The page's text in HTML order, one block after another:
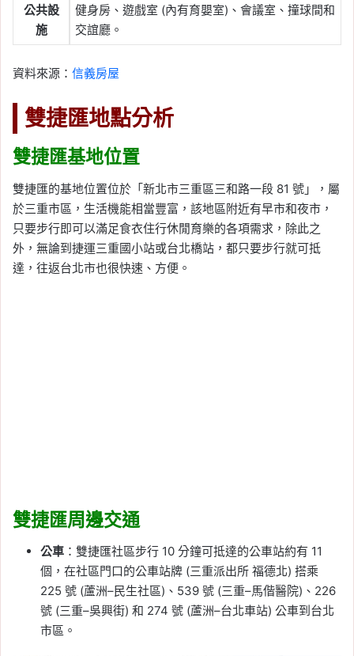
公共設
施
健身房、遊戲室 (內有育嬰室)、會議室、撞球間和
交誼廳。
資料來源： 信義房屋
雙捷匯地點分析
雙捷匯基地位置
雙捷匯的基地位置位於「新北市三重區三和路一段 81 號」，屬
於三重市區，生活機能相當豐富，該地區附近有早市和夜市，
只要步行即可以滿足食衣住行休閒育樂的各項需求，除此之
外，無論到捷運三重國小站或台北橋站，都只要步行就可抵
達，往返台北市也很快速、方便。
雙捷匯周邊交通
公車 ：雙捷匯社區步行 10 分鐘可抵達的公車站約有 11
個，在社區門口的公車站牌 (三重派出所 福德北) 搭乘
225 號 (蘆洲–民生社區)、539 號 (三重–馬偕醫院)、226
號 (三重–吳興街) 和 274 號 (蘆洲–台北車站) 公車到台北
市區。